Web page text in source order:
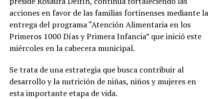
acciones en favor de las familias fortinenses mediante la
entrega del programa “Atención Alimentaria en los
Primeros 1000 Días y Primera Infancia” que inició este
miércoles en la cabecera municipal.
Se trata de una estrategia que busca contribuir al
desarrollo y la nutrición de niñas, niños y mujeres en
esta importante etapa de vida.